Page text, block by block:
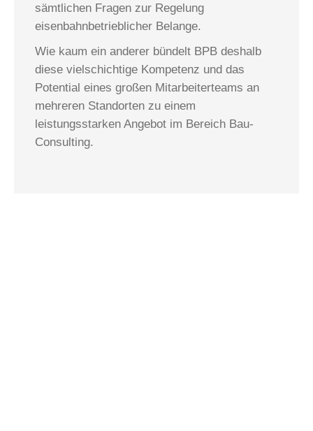
sämtlichen Fragen zur Regelung
eisenbahnbetrieblicher Belange.
Wie kaum ein anderer bündelt BPB deshalb
diese vielschichtige Kompetenz und das
Potential eines großen Mitarbeiterteams an
mehreren Standorten zu einem
leistungsstarken Angebot im Bereich Bau-
Consulting.